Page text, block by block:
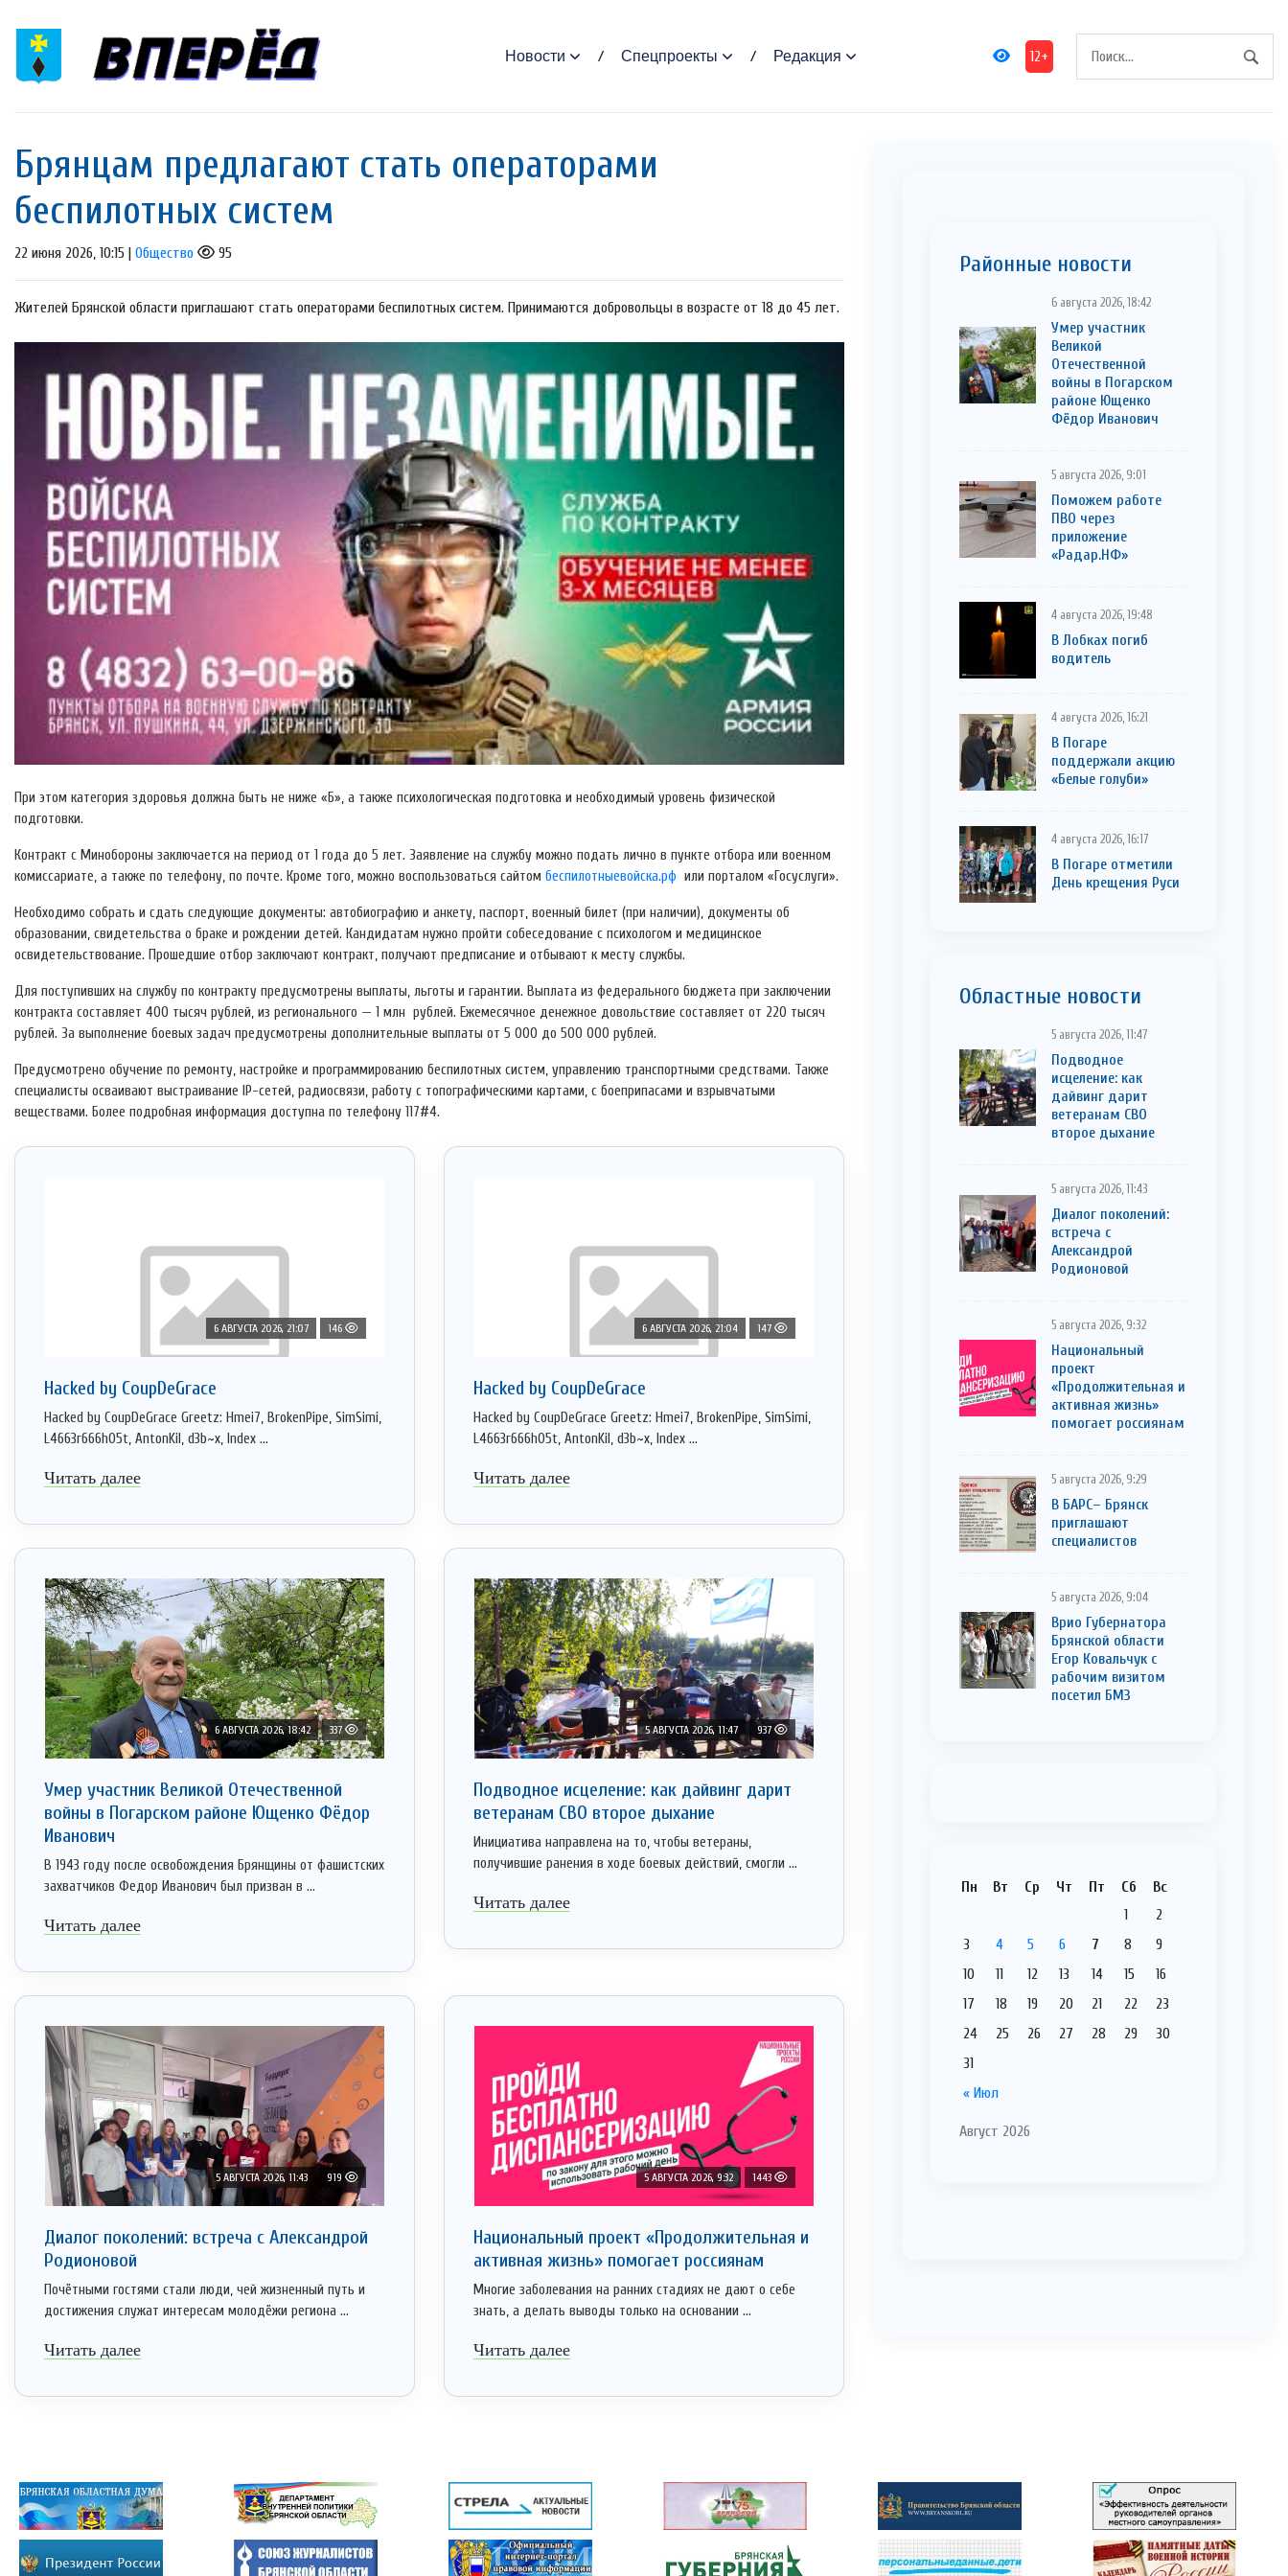
Новости Спецпроекты Редакция 12+
Брянцам предлагают стать оперaторами
бeспилотных систeм
22 июня 2026, 10:15 | Общество 95
Жителей Брянской области приглашают стать операторами беспилотных систем. Принимаются добровольцы в возрасте от 18 до 45 лет.
При этом категория здоровья должна быть не ниже «Б», а также психологическая подготовка и необходимый уровень физической
подготовки.
Контракт с Минобороны заключается на период от 1 года до 5 лет. Заявление на службу можно подать лично в пункте отбора или военном
комиссариате, а также по телефону, по почте. Кроме того, можно воспользоваться сайтом беспилотныевойска.рф или порталом «Госуслуги».
Необходимо собрать и сдать следующие документы: автобиографию и анкету, паспорт, военный билет (при наличии), документы об
образовании, свидетельства о браке и рождении детей. Кандидатам нужно пройти собеседование с психологом и медицинское
освидетельствование. Прошедшие отбор заключают контракт, получают предписание и отбывают к месту службы.
Для поступивших на службу по контракту предусмотрены выплаты, льготы и гарантии. Выплата из федерального бюджета при заключении
контракта составляет 400 тысяч рублей, из регионального — 1 млн рублей. Ежемесячное денежное довольствие составляет от 220 тысяч
рублей. За выполнение боевых задач предусмотрены дополнительные выплаты от 5 000 до 500 000 рублей.
Предусмотрено обучение по ремонту, настройке и программированию беспилотных систем, управлению транспортными средствами. Также
специалисты осваивают выстраивание IP-сетей, радиосвязи, работу с топографическими картами, с боеприпасами и взрывчатыми
веществами. Более подробная информация доступна по телефону 117#4.
6 АВГУСТА 2026, 21:07 146
Hacked by CoupDeGrace
Hacked by CoupDeGrace Greetz: Hmei7, BrokenPipe, SimSimi,
L4663r666h05t, AntonKil, d3b~x, Index ...
Читать далее
6 АВГУСТА 2026, 21:04 147
Hacked by CoupDeGrace
Hacked by CoupDeGrace Greetz: Hmei7, BrokenPipe, SimSimi,
L4663r666h05t, AntonKil, d3b~x, Index ...
Читать далее
6 АВГУСТА 2026, 18:42 337
Умер участник Великой Отечественной
войны в Погарском районе Ющенко Фёдор
Иванович
В 1943 году после освобождения Брянщины от фашистских
захватчиков Федор Иванович был призван в ...
Читать далее
5 АВГУСТА 2026, 11:47 937
Подводное исцеление: как дайвинг дарит
ветеранам СВО второе дыхание
Инициатива направлена на то, чтобы ветераны,
получившие ранения в ходе боевых действий, смогли ...
Читать далее
5 АВГУСТА 2026, 11:43 919
Диалог поколений: встреча с Александрой
Родионовой
Почётными гостями стали люди, чей жизненный путь и
достижения служат интересам молодёжи региона ...
Читать далее
5 АВГУСТА 2026, 9:32 1443
Национальный проект «Продолжительная и
активная жизнь» помогает россиянам
Многие заболевания на ранних стадиях не дают о себе
знать, а делать выводы только на основании ...
Читать далее
Районные новости
6 августа 2026, 18:42
Умер участник
Великой
Отечественной
войны в Погарском
районе Ющенко
Фёдор Иванович
5 августа 2026, 9:01
Поможем работе
ПВО через
приложение
«Радар.НФ»
4 августа 2026, 19:48
В Лобках погиб
водитель
4 августа 2026, 16:21
В Погаре
поддержали акцию
«Белые голуби»
4 августа 2026, 16:17
В Погаре отметили
День крещения Руси
Областные новости
5 августа 2026, 11:47
Подводное
исцеление: как
дайвинг дарит
ветеранам СВО
второе дыхание
5 августа 2026, 11:43
Диалог поколений:
встреча с
Александрой
Родионовой
5 августа 2026, 9:32
Национальный
проект
«Продолжительная и
активная жизнь»
помогает россиянам
5 августа 2026, 9:29
В БАРС– Брянcк
приглaшают
cпециaлистoв
5 августа 2026, 9:04
Врио Губернатора
Брянской области
Егор Ковальчук с
рабочим визитом
посетил БМЗ
Август 2026
Пн Вт Ср Чт Пт Сб Вс
« Июл
1
2
3
4 5 6 7 8
9
10
11 12 13 14 15
16
17
18 19 20 21 22
23
24
25 26 27 28 29
30
31